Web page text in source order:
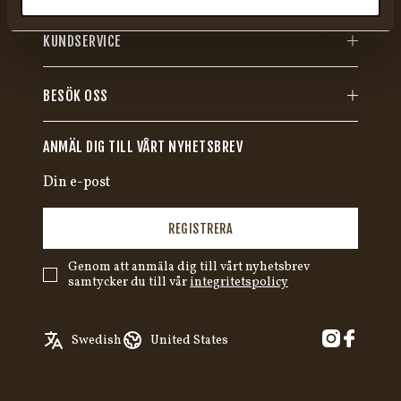
KUNDSERVICE
BESÖK OSS
ANMÄL DIG TILL VÅRT NYHETSBREV
REGISTRERA
Genom att anmäla dig till vårt nyhetsbrev
samtycker du till vårintegritetspolicy
Swedish
English
United States
Austria